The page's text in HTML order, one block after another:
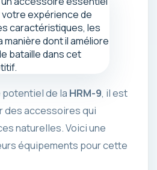
potentiel de la HRM-9, il est
des accessoires qui
naturelles. Voici une
équipements pour cette